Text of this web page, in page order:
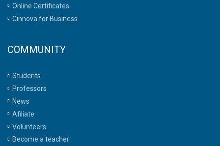
Online Certificates
Cinnova for Business
COMMUNITY
Students
Professors
News
Afiliate
Volunteers
Become a teacher